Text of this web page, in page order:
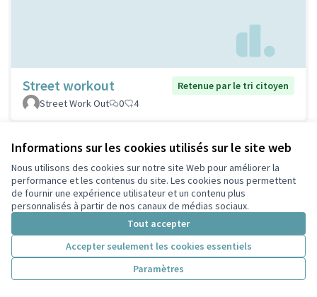
Informations sur les cookies utilisés sur le site web
Nous utilisons des cookies sur notre site Web pour améliorer la
performance et les contenus du site. Les cookies nous permettent
de fournir une expérience utilisateur et un contenu plus
personnalisés à partir de nos canaux de médias sociaux.
Tout accepter
Accepter seulement les cookies essentiels
Paramètres
Street workout
Retenue par le tri citoyen
Street Work Out
0 4
Stations de réparation
vélos
Retenue par le tri